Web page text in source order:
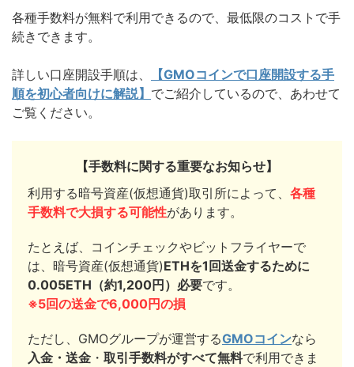
各種手数料が無料で利用できるので、最低限のコストで手
続きできます。
詳しい口座開設手順は、
【GMOコインで口座開設する手
順を初心者向けに解説】 でご紹介しているので、あわせて
ご覧ください。
【手数料に関する重要なお知らせ】
利用する暗号資産(仮想通貨)取引所によって、 各種
手数料で大損する可能性があります。
たとえば、コインチェックやビットフライヤーで
は、暗号資産(仮想通貨)ETHを1回送金するために
0.005ETH（約1,200円）必要です。
※5回の送金で6,000円の損
ただし、GMOグループが運営するGMOコインなら
入金・送金 ・ 取引手数料がすべて無料で利用できま